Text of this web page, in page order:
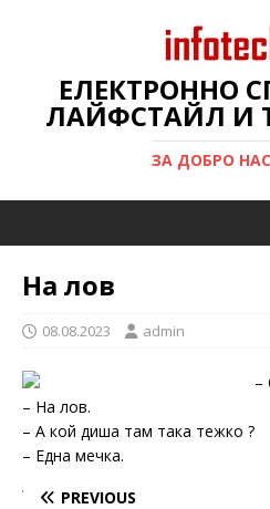
ЕЛЕКТРОННО
ЛАЙФСТАЙЛ И
ЗА ДОБРО
На лов
08.08.2023 admin
–
– На лов.
– А кой диша там така тежко ?
– Една мечка.
PREVIOUS